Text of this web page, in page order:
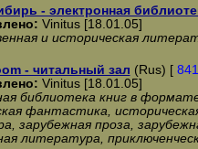
- электронная
Vinitus [18.01.05]
и историческая
- читальный зал (Rus) [
Vinitus [18.01.05]
библиотека книг в
фантастика,
зарубежная проза,
литература,